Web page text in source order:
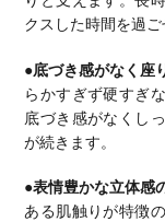
クスした時間を過ご
●底づき感がなく座
らかすぎず硬すぎ
底づき感がなくし
が続きます。
●表情豊かな立体感
ある肌触りが特徴